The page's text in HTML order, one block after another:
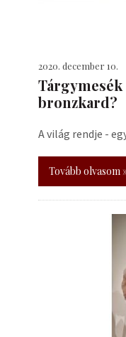
2020. december 10.
bronzkard?
A világ rendje -
Tovább olvasom